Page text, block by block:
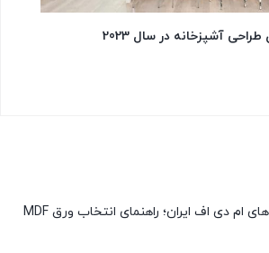
بهترین برندهای ام دی اف ایران؛ راهنمای انتخاب ورق MDF